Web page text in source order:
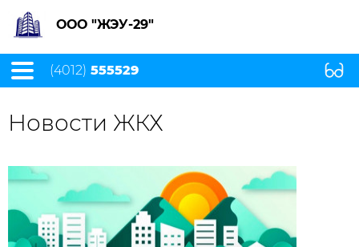
ООО "ЖЭУ-29"
(4012) 555529
Новости ЖКХ